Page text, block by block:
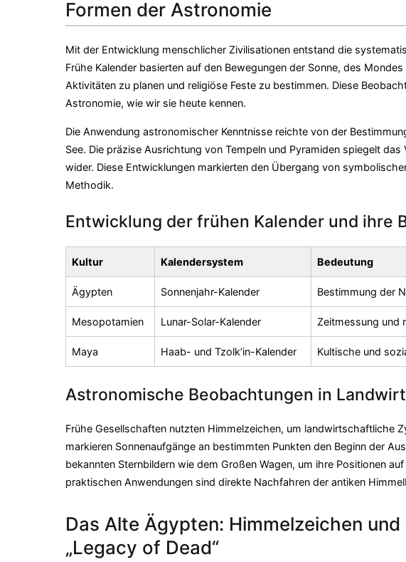
Formen der Astronomie
Mit der Entwicklung menschlicher Zivilisationen entstand die
Frühe Kalender basierten auf den Bewegungen der Sonne, des
Aktivitäten zu planen und religiöse Feste zu bestimmen. Diese
Astronomie, wie wir sie heute kennen.
Die Anwendung astronomischer Kenntnisse reichte von der
See. Die präzise Ausrichtung von Tempeln und Pyramiden spiegelt
wider. Diese Entwicklungen markierten den Übergang von
Methodik.
Entwicklung der frühen Kalender und ihre
Kultur Kalendersystem Bedeutung
Ägypten Sonnenjahr-Kalender Bestimmung der
Mesopotamien Lunar-Solar-Kalender Zeitmessung und
Maya Haab- und Tzolk’in-Kalender Kultische und
Astronomische Beobachtungen in
Frühe Gesellschaften nutzten Himmelzeichen, um landwirtschaftliche
markieren Sonnenaufgänge an bestimmten Punkten den Beginn der
bekannten Sternbildern wie dem Großen Wagen, um ihre Positionen
praktischen Anwendungen sind direkte Nachfahren der antiken
Das Alte Ägypten: Himmelzeichen
„Legacy of Dead“